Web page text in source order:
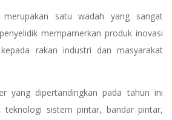
merupakan satu wadah yang sangat
mempamerkan produk inovasi
rakan industri dan masyarakat
yang dipertandingkan pada tahun ini
teknologi sistem pintar, bandar pintar,